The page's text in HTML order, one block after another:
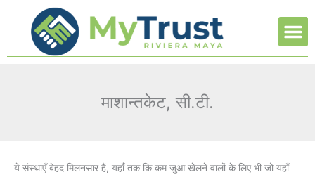
contenido
माशान्तकेट, सी.टी.
ये संस्थाएँ बेहद मिलनसार हैं, यहाँ तक कि कम जुआ खेलने वालों के लिए भी जो यहाँ